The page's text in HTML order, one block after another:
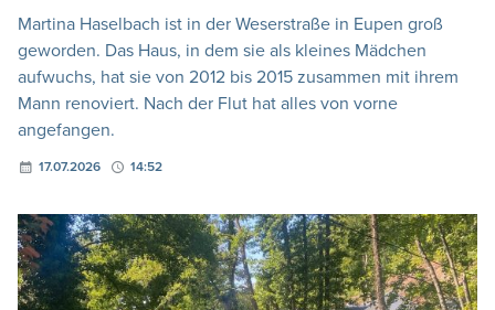
Martina Haselbach ist in der Weserstraße in Eupen groß
geworden. Das Haus, in dem sie als kleines Mädchen
aufwuchs, hat sie von 2012 bis 2015 zusammen mit ihrem
Mann renoviert. Nach der Flut hat alles von vorne
angefangen.
17.07.2026 14:52